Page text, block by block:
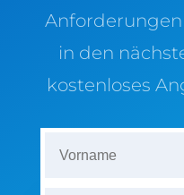
in den
kostenloses